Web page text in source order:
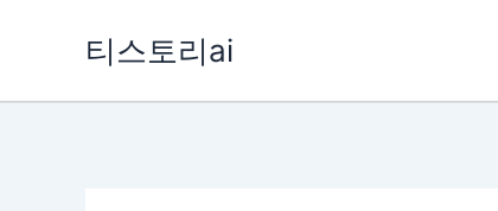
티스토리ai